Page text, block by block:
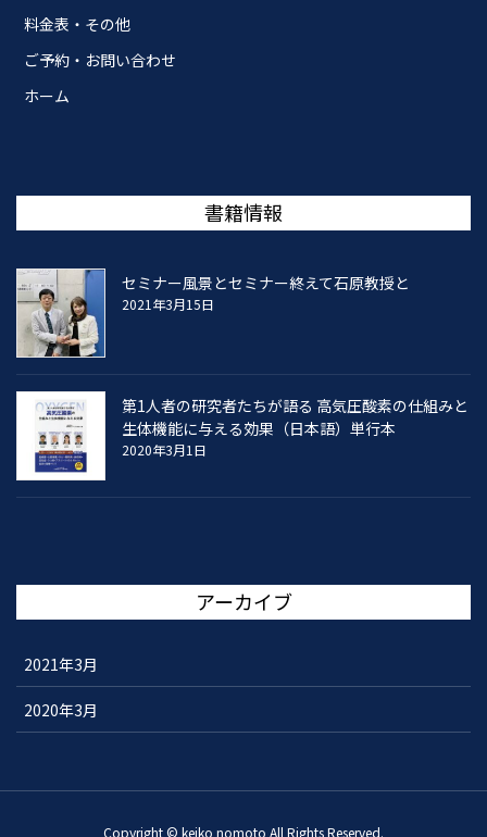
料金表・その他
ご予約・お問い合わせ
ホーム
書籍情報
セミナー風景とセミナー終えて石原教授と
2021年3月15日
第1人者の研究者たちが語る 高気圧酸素の仕組みと
生体機能に与える効果（日本語）単行本
2020年3月1日
アーカイブ
2021年3月
2020年3月
Copyright © keiko nomoto All Rights Reserved.